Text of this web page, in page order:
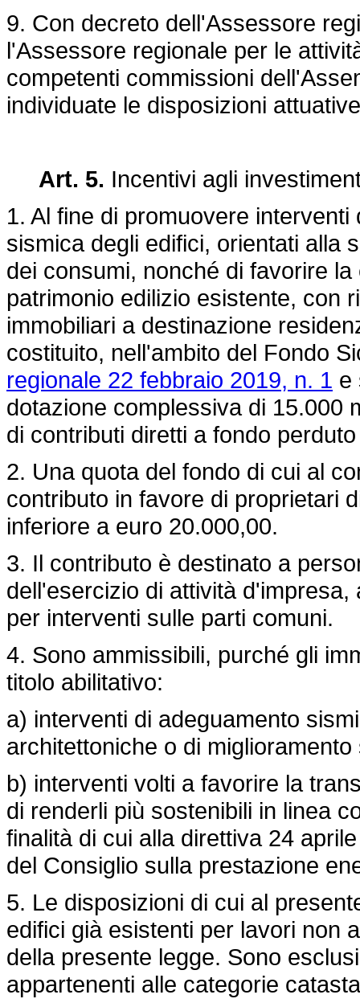
9. Con decreto dell'Assessore
l'Assessore regionale per le
competenti commissioni
individuate le disposizioni
Art. 5. Incentivi agli
1. Al fine di promuovere
sismica degli edifici, orientati alla
dei consumi, nonché di favorire
patrimonio edilizio esistente, con
immobiliari a destinazione
costituito, nell'ambito del Fondo
regionale 22 febbraio 2019, n. 1 e
dotazione complessiva di 15.000
di contributi diretti a fondo
2. Una quota del fondo di cui al
contributo in favore di proprietari
inferiore a euro 20.000,00.
3. Il contributo è destinato a
dell'esercizio di attività
per interventi sulle parti comuni.
4. Sono ammissibili, purché gli
titolo abilitativo:
a) interventi di adeguamento
architettoniche o di
b) interventi volti a favorire la
di renderli più sostenibili in linea
finalità di cui alla direttiva 24
del Consiglio sulla prestazione
5. Le disposizioni di cui al
edifici già esistenti per lavori non
della presente legge. Sono
appartenenti alle categorie